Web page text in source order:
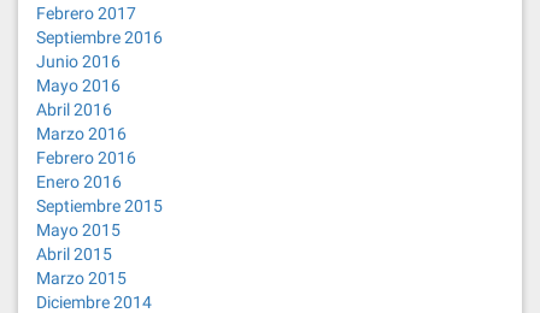
Febrero 2017
Septiembre 2016
Junio 2016
Mayo 2016
Abril 2016
Marzo 2016
Febrero 2016
Enero 2016
Septiembre 2015
Mayo 2015
Abril 2015
Marzo 2015
Diciembre 2014